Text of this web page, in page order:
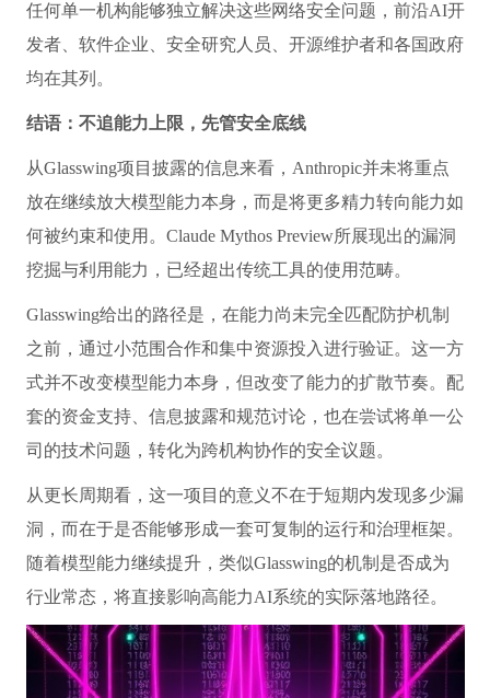
任何单一机构能够独立解决这些网络安全问题，前沿AI开
发者、软件企业、安全研究人员、开源维护者和各国政府
均在其列。
结语：不追能力上限，先管安全底线
从Glasswing项目披露的信息来看，Anthropic并未将重点
放在继续放大模型能力本身，而是将更多精力转向能力如
何被约束和使用。Claude Mythos Preview所展现出的漏洞
挖掘与利用能力，已经超出传统工具的使用范畴。
Glasswing给出的路径是，在能力尚未完全匹配防护机制
之前，通过小范围合作和集中资源投入进行验证。这一方
式并不改变模型能力本身，但改变了能力的扩散节奏。配
套的资金支持、信息披露和规范讨论，也在尝试将单一公
司的技术问题，转化为跨机构协作的安全议题。
从更长周期看，这一项目的意义不在于短期内发现多少漏
洞，而在于是否能够形成一套可复制的运行和治理框架。
随着模型能力继续提升，类似Glasswing的机制是否成为
行业常态，将直接影响高能力AI系统的实际落地路径。